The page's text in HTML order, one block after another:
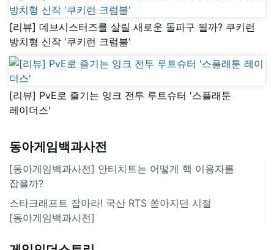
[리뷰] 데브시스터즈를 살릴 새로운 돌파구 될까? 쿠키런
방치형 신작 '쿠키런 크럼블'
[리뷰] PvE로 즐기는 잉크 전투 루트슈터 '스플래툰
레이더스'
동아게임백과사전
[동아게임백과사전] 안티치트는 어떻게 핵 이용자를
잡을까?
스타크래프트 잡아라! 국산 RTS 쏟아지던 시절
[동아게임백과사전]